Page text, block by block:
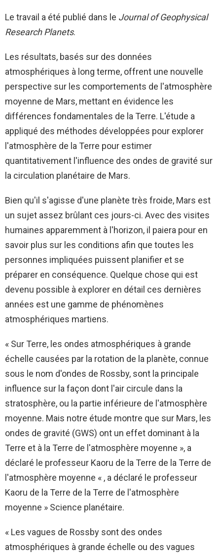
Le travail a été publié dans le Journal of Geophysical
Research Planets.
Les résultats, basés sur des données
atmosphériques à long terme, offrent une nouvelle
perspective sur les comportements de l'atmosphère
moyenne de Mars, mettant en évidence les
différences fondamentales de la Terre. L'étude a
appliqué des méthodes développées pour explorer
l'atmosphère de la Terre pour estimer
quantitativement l'influence des ondes de gravité sur
la circulation planétaire de Mars.
Bien qu'il s'agisse d'une planète très froide, Mars est
un sujet assez brûlant ces jours-ci. Avec des visites
humaines apparemment à l'horizon, il paiera pour en
savoir plus sur les conditions afin que toutes les
personnes impliquées puissent planifier et se
préparer en conséquence. Quelque chose qui est
devenu possible à explorer en détail ces dernières
années est une gamme de phénomènes
atmosphériques martiens.
« Sur Terre, les ondes atmosphériques à grande
échelle causées par la rotation de la planète, connue
sous le nom d'ondes de Rossby, sont la principale
influence sur la façon dont l'air circule dans la
stratosphère, ou la partie inférieure de l'atmosphère
moyenne. Mais notre étude montre que sur Mars, les
ondes de gravité (GWS) ont un effet dominant à la
Terre et à la Terre de l'atmosphère moyenne », a
déclaré le professeur Kaoru de la Terre de la Terre de
l'atmosphère moyenne « , a déclaré le professeur
Kaoru de la Terre de la Terre de l'atmosphère
moyenne » Science planétaire.
« Les vagues de Rossby sont des ondes
atmosphériques à grande échelle ou des vagues